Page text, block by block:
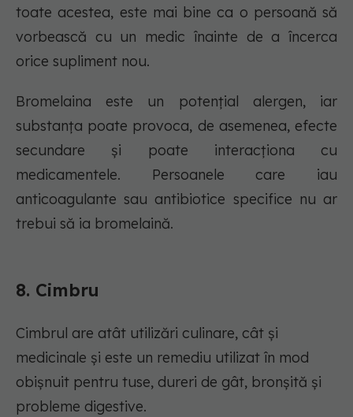
toate acestea, este mai bine ca o persoană să
vorbească cu un medic înainte de a încerca
orice supliment nou.
Bromelaina este un potențial alergen, iar
substanța poate provoca, de asemenea, efecte
secundare și poate interacționa cu
medicamentele. Persoanele care iau
anticoagulante sau antibiotice specifice nu ar
trebui să ia bromelaină.
8. Cimbru
Cimbrul are atât utilizări culinare, cât și
medicinale și este un remediu utilizat în mod
obișnuit pentru tuse, dureri de gât, bronșită și
probleme digestive.